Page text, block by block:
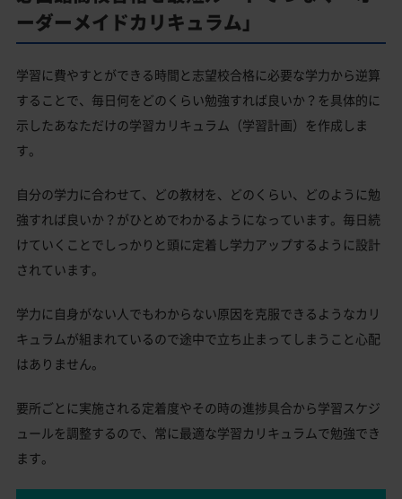
ーダーメイドカリキュラム」
学習に費やすとができる時間と志望校合格に必要な学力から逆算
することで、毎日何をどのくらい勉強すれば良いか？を具体的に
示したあなただけの学習カリキュラム（学習計画）を作成しま
す。
自分の学力に合わせて、どの教材を、どのくらい、どのように勉
強すれば良いか？がひとめでわかるようになっています。毎日続
けていくことでしっかりと頭に定着し学力アップするように設計
されています。
学力に自身がない人でもわからない原因を克服できるようなカリ
キュラムが組まれているので途中で立ち止まってしまうこと心配
はありません。
要所ごとに実施される定着度やその時の進捗具合から学習スケジ
ュールを調整するので、常に最適な学習カリキュラムで勉強でき
ます。